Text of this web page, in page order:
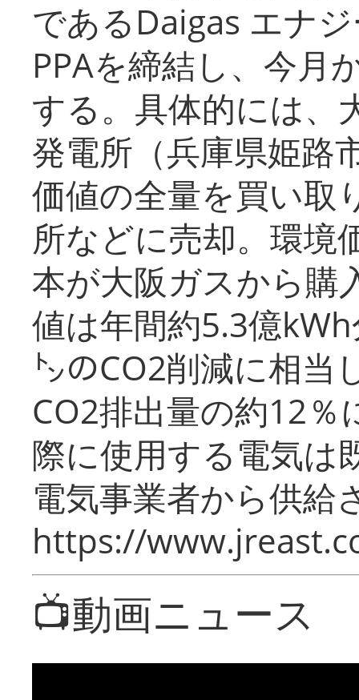
であるDaigas エナ
PPAを締結し、今月
する。具体的には、
発電所（兵庫県姫路
価値の全量を買い取
所などに売却。環境
本が大阪ガスから購
値は年間約5.3億
㌧のCO2削減に相当
CO2排出量の約12％
際に使用する電気は
電気事業者から供給
https://
📺動画ニュース